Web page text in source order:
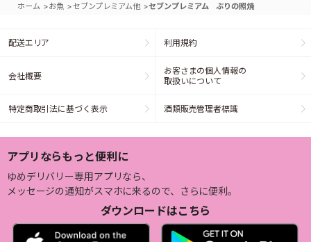
ホーム >お魚 >セブンプレミアム他 >セブンプレミアム ぶりの照焼
配送エリア 利用規約
会社概要
お客さまの個人情報の
取扱いについて
特定商取引法に基づく表示 酒類販売管理者標識
アプリならもっと便利に
ゆめデリバリー専用アプリなら、
メッセージの通知がスマホに来るので、さらに便利。
ダウンロードはこちら